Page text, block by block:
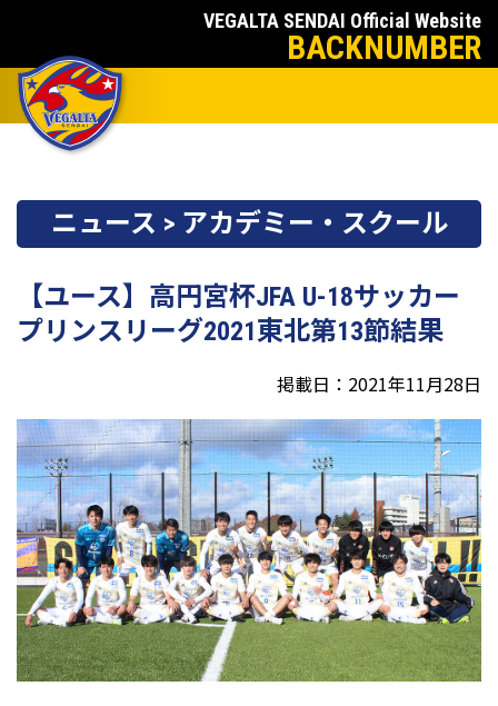
VEGALTA SENDAI Official Website
BACKNUMBER
ニュース > アカデミー・スクール
【ユース】高円宮杯JFA U-18サッカー
プリンスリーグ2021東北第13節結果
掲載日：2021年11月28日